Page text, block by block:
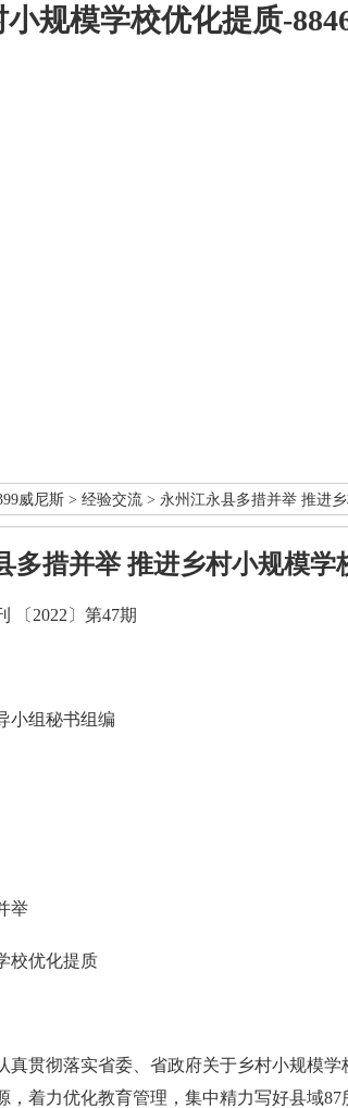
规模学校优化提质-
威尼斯 > 经验交流 > 永州江永县多措并举 推进
多措并举 推进乡村小规模学
2022〕第47期
组秘书组编
举
优化提质
贯彻落实省委、省政府关于乡村小规模学
，着力优化教育管理，集中精力写好县域